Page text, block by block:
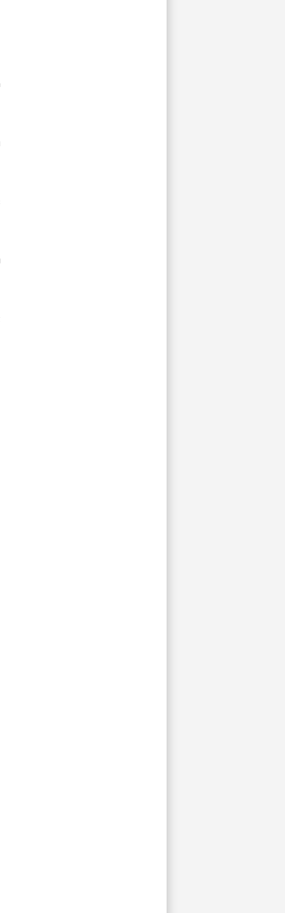
in);
відновити роботу вашого пристрою;
а також самовивозом і популярними поштовими
і частинами від улюбленого банку;
за найкращими цінами.